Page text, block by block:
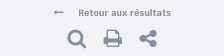
Retour aux résultats